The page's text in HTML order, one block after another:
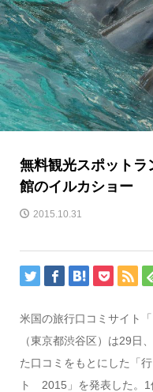
無料観光スポット
館のイルカショー
2015.10.31
米国の旅行口コミサイト
（東京都渋谷区）は29日
た口コミをもとにした「
ト 2015」を発表した。1